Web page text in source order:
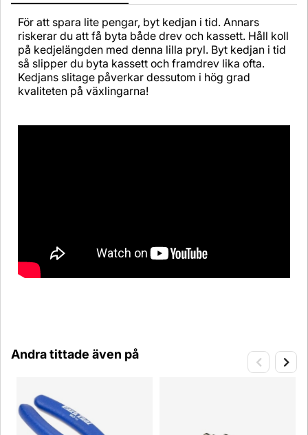
För att spara lite pengar, byt kedjan i tid. Annars
riskerar du att få byta både drev och kassett. Håll koll
på kedjelängden med denna lilla pryl. Byt kedjan i tid
så slipper du byta kassett och framdrev lika ofta.
Kedjans slitage påverkar dessutom i hög grad
kvaliteten på växlingarna!
Andra tittade även på